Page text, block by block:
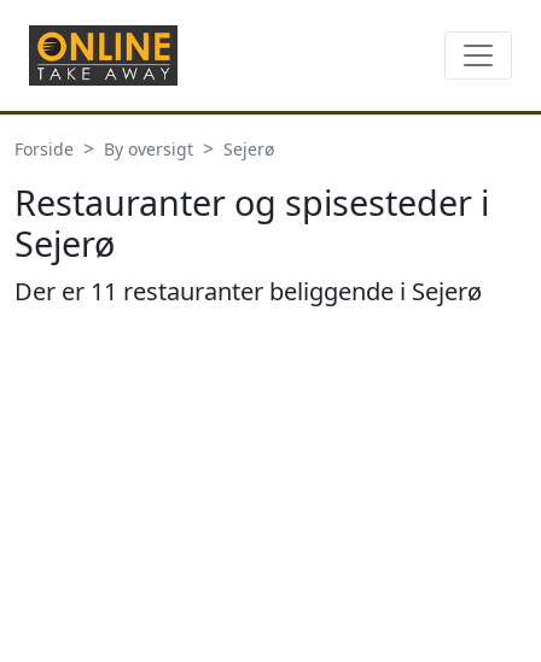
Forside By oversigt Sejerø
Restauranter og spisesteder i
Sejerø
Der er 11 restauranter beliggende i Sejerø